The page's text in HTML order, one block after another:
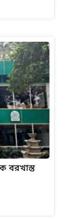
বরখাস্ত